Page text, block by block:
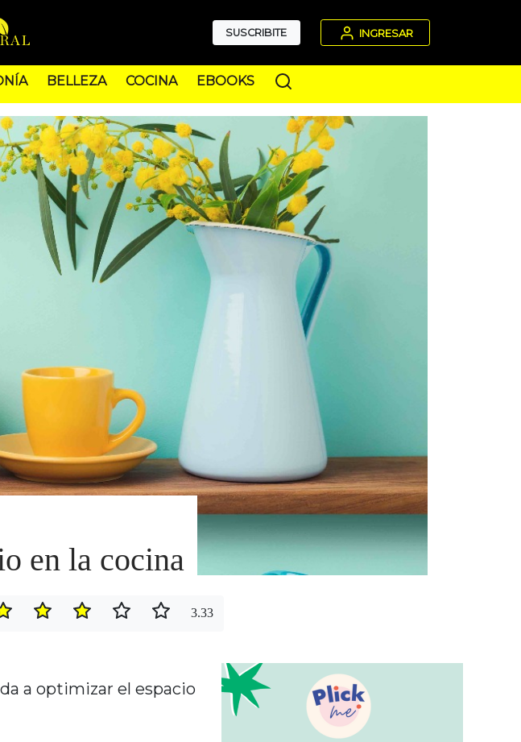
SUSCRIBITE INGRESAR
BELLEZA COCINA EBOOKS
en la cocina
3.33
a optimizar el espacio